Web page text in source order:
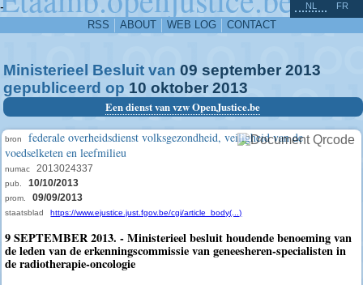
-
RSS ABOUT WEB LOG CONTACT
NL FR
Ministerieel Besluit van 09 september 2013
gepubliceerd op 10 oktober 2013
Een dienst van vzw OpenJustice.be
bron
federale overheidsdienst volksgezondheid, veiligheid van de
voedselketen en leefmilieu
numac 2013024337
pub. 10/10/2013
prom. 09/09/2013
staatsblad https://www.ejustice.just.fgov.be/cgi/article_body(...)
9 SEPTEMBER 2013. - Ministerieel besluit houdende benoeming van
de leden van de erkenningscommissie van geneesheren-specialisten in
de radiotherapie-oncologie
^